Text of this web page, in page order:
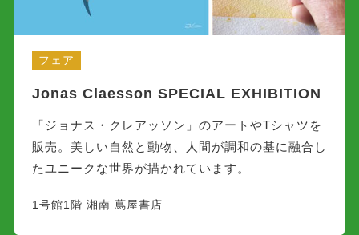
フェア
Jonas Claesson SPECIAL EXHIBITION
「ジョナス・クレアッソン」のアートやTシャツを
販売。美しい自然と動物、人間が調和の基に融合し
たユニークな世界が描かれています。
1号館1階 湘南 蔦屋書店